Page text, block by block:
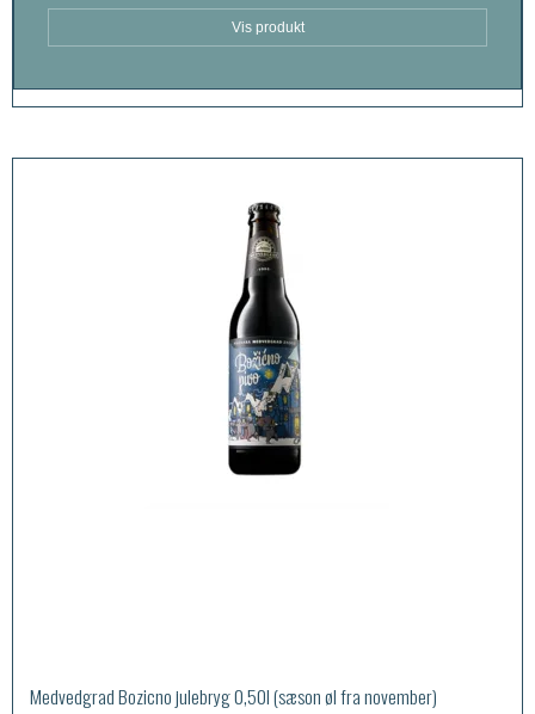
Vis produkt
Medvedgrad Bozicno julebryg 0,50l (sæson øl fra november)